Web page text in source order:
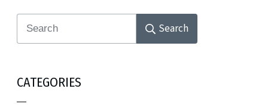
Search
CATEGORIES